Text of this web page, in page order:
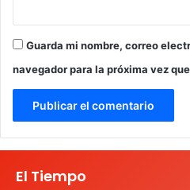
Guarda mi nombre, correo
navegador para la próxima vez
El Tiempo